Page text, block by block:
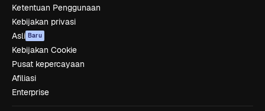
Ketentuan Penggunaan
Kebijakan privasi
Asli Baru
Kebijakan Cookie
Pusat kepercayaan
Afiliasi
Enterprise